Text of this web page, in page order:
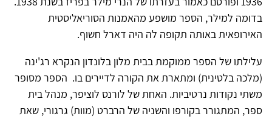
בדומה למילר, הספר מושפע מהאמנות הסוריאליסטית
האירופאית באותה תקופה לה היה דארל חשוף.
עלילתו של הספר ממוקמת בבית מלון בלונדון הנקרא רג'ינה
(מלכה בלטינית) ומתארת את הקורה לדיירים בו. הספר מסופר
משתי נקודות נרטיביות. האחת של לורנס לוציפר, מנהל בית
ספר, המתגורר בקורפו והשניה של הרברט (מוות) גרגורי, שאת